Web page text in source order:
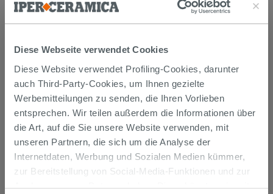
Diese Webseite verwendet Cookies
Diese Website verwendet Profiling-Cookies, darunter
auch Third-Party-Cookies, um Ihnen gezielte
Werbemitteilungen zu senden, die Ihren Vorlieben
entsprechen. Wir teilen außerdem die Informationen über
die Art, auf die Sie unsere Website verwenden, mit
unseren Partnern, die sich um die Analyse der
Internetdaten, Werbung und Sozialen Medien kümmer,
zur Bereitstellung von Social-Media-Funktionen und zur
Analyse unseres Datenverkehrs. Diese könnten sie mit